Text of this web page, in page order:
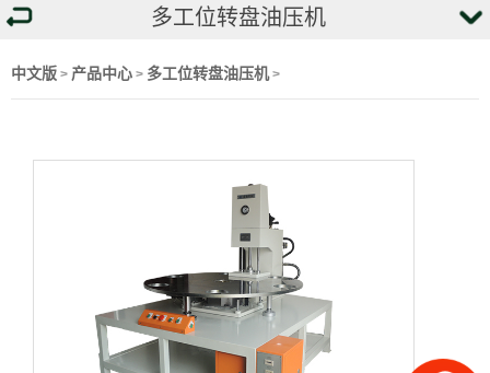
多工位转盘油压机
中文版 > 产品中心 > 多工位转盘油压机>